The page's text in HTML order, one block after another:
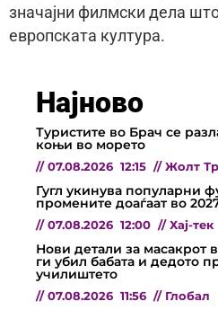
значајни филмски дела
европската култура.
Најново
Туристите во Брач се
коњи во морето
// 07.08.2026 12:15 // Жолт
Гугл укинува популарни
промените доаѓаат во
// 07.08.2026 12:00 // Хај-тек
Нови детали за масакрот
ги убил бабата и дедото
училиштето
// 07.08.2026 11:56 // Глобал